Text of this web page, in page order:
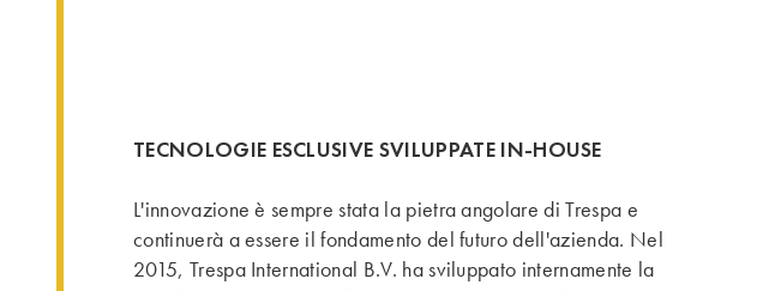
TECNOLOGIE ESCLUSIVE SVILUPPATE IN-HOUSE
L'innovazione è sempre stata la pietra angolare di Trespa e
continuerà a essere il fondamento del futuro dell'azienda. Nel
2015, Trespa International B.V. ha sviluppato internamente la